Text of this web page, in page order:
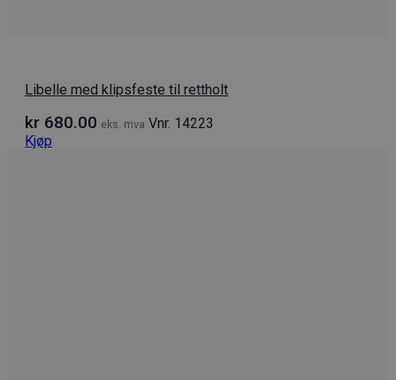
Libelle med klipsfeste til rettholt
kr 680.00 eks. mva Vnr. 14223
Kjøp